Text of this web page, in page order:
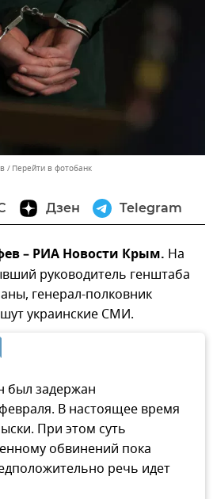
Перейти в фотобанк
Дзен Telegram
– РИА Новости Крым. На
руководитель генштаба
генерал-полковник
украинские СМИ.
был задержан
В настоящее время
При этом суть
обвинений пока
речь идет